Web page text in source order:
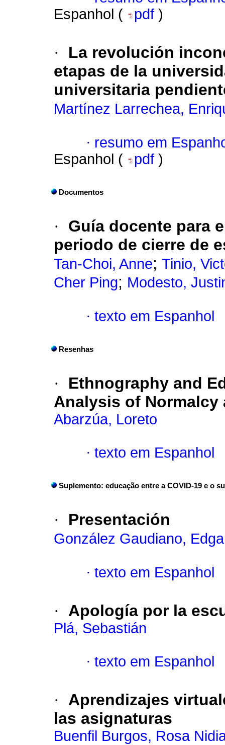
Espanhol (
pdf )
·
La revolución
etapas de la
universitaria
Martínez Larrechea,
· resumo em
Espanhol (
pdf )
Documentos
·
Guía docente para
periodo de cierre de
Tan-Choi, Anne; Tinio,
Cher Ping; Modesto,
· texto em Espanhol
Resenhas
·
Ethnography and
Analysis of
Abarzúa, Loreto
· texto em Espanhol
Suplemento: educação entre a COVID-19 e o
· Presentación
González Gaudiano,
· texto em Espanhol
· Apología por la
Plá, Sebastián
· texto em Espanhol
·
Aprendizajes
las asignaturas
Buenfil Burgos, Rosa